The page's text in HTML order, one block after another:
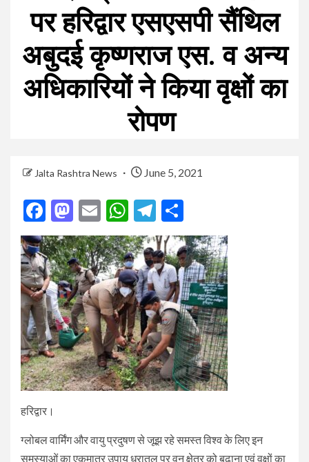
पर हरिद्वार एसएसपी सैंथिल
अबुदई कृष्णराज एस. व अन्य
अधिकारियों ने किया वृक्षों का
रोपण
Jalta Rashtra News June 5, 2021
Facebook
Mastodon
EmailWhatsApp
Telegram
हरिद्वार।
ग्लोबल वार्मिंग और वायु प्रदुषण से जूझ रहे समस्त विश्व के लिए इन
समस्याओं का एकमात्र उपाय धरातल पर वन क्षेत्र को बढाना एवं वृक्षों का